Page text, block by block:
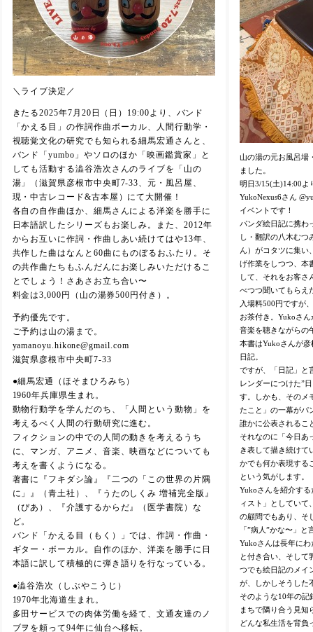
＼ライブ決定／
きたる2025年7月20日（日）19:00より、バンド
「かえる目」の作詞作曲ボーカル、人間行動学・
視聴覚文化の研究でも知られる細馬宏通さんと、
バンド「yumbo」やソロのほか「映画鑑賞家」と
しても活動する澁谷浩次さんのライブを「山の
湯」（滋賀県彦根市中央町7-33、元・風呂屋、
現・中古レコード&古本屋）にて大開催！
各自の自作曲ほか、細馬さんによる洋楽を勝手に
日本語訳したシリーズもお楽しみ。また、2012年
からお互いに作詞・作曲しあい続けてはや13年、
共作した曲はなんと60曲にものぼるおふたり。そ
の共作曲たちもふんだんにお楽しみいただけるこ
とでしょう！さあさお立ち合い〜
料金は3,000円（山の湯券500円付き）。
予約優先です。
ご予約は山の湯まで。
yamanoyu.hikone@gmail.com
滋賀県彦根市中央町7-33
●細馬宏通（ほそまひろみち）
1960年兵庫県生まれ。
動物行動学を学んだのち、「人間という動物」を
考えるべく人間の行動研究に進む。
フィクションの中での人間の動きを考えるうち
に、マンガ、アニメ、音楽、映画などについても
考えを書くようになる。
著書に『フキダシ論』『二つの「この世界の片隅
に」』（青土社）、『うたのしくみ 増補完全版』
（ぴあ）、『介護するからだ』（医学書院）な
ど。
バンド「かえる目（もく）」では、作詞・作曲・
ギター・ボーカル。自作のほか、洋楽を勝手に日
本語に訳して積極的に弾き語りを行なっている。
●澁谷浩次（しぶやこうじ）
1970年北海道生まれ。
多田サービスでの肉体労働を経て、文通友達のノ
ブヲを頼って94年に仙台へ移転。
山の湯の元お風呂場
ました。
明日3/15(土)14:00よ
YukoNexus6さん
イベントです！
パンダ絵日記に携わ
し・翻訳の八木むつ
ん）がコタツに集い
げ作業をしつつ、本
して、それをお客さ
べつつ聞いてもらえ
入場料500円ですが
お茶付き。Yukoさ
音楽を聴きながらの
本書はYukoさんが
日記。
ですが、「日記」と
レンダーにつけた”
す。しかも、そのメ
たこと」の一幕がパ
誰かに公表されるこ
それなのに「今日あ
き表して描き続けて
かでも何か表現する
という気がします。
Yukoさんを紹介す
ィスト」としていて
の顧問でもあり、そ
「”病人”かな〜」と
Yukoさんは長年に
と付き合い、そして
つでも絵日記のメイ
が、しかしそうした
そのような10年の記
まちで隣り合う見知
どんな私生活を背負